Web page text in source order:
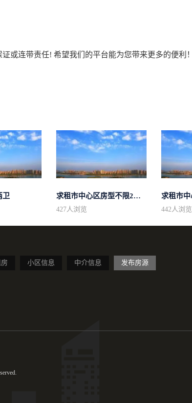
或连带责任! 希望我们的平台能为您带来更多的便利！
卫 求租市中心区房型不限2室1厅中档装修
427人浏览 442人浏览
小区信息 中介信息 发布房源